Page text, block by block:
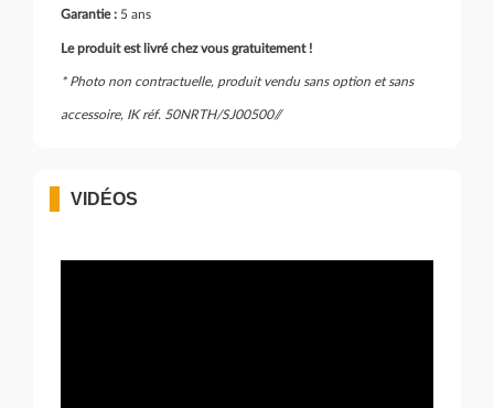
Garantie : 5 ans
Le produit est livré chez vous gratuitement !
* Photo non contractuelle, produit vendu sans option et sans
accessoire, IK réf. 50NRTH/SJ00500//
VIDÉOS